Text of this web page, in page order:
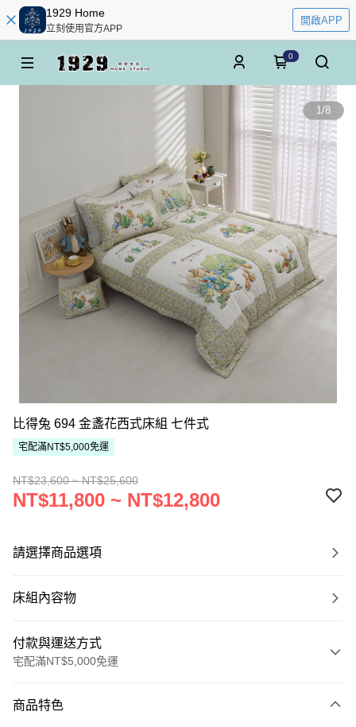
1929 Home
立刻使用官方APP
開啟APP
0
1/8
比得兔 694 金盞花西式床組 七件式
宅配滿NT$5,000免運
NT$23,600 ~ NT$25,600
NT$11,800 ~ NT$12,800
請選擇商品選項
床組內容物
付款與運送方式
宅配滿NT$5,000免運
信用卡一次付款
商品特色